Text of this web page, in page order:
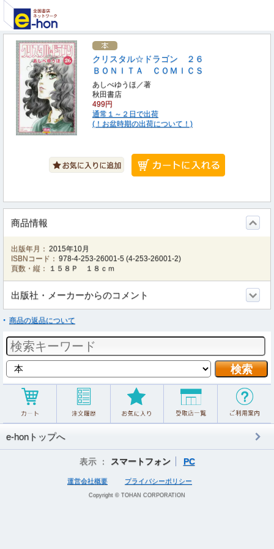
クリスタル☆ドラゴン ２６
ＢＯＮＩＴＡ ＣＯＭＩＣＳ
あしべゆうほ／著
秋田書店
499円
通常１～２日で出荷
(！お盆時期の出荷について！)
商品情報
出版年月： 2015年10月
ISBNコード： 978-4-253-26001-5 (4-253-26001-2)
頁数・縦：
１５８Ｐ １８ｃｍ
出版社・メーカーからのコメント
商品の返品について
e-honトップへ
表示 ： スマートフォン PC
運営会社概要 プライバシーポリシー
Copyright © TOHAN CORPORATION